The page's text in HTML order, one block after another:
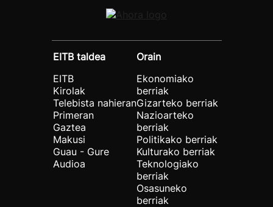
EITB taldea
EITB
Kirolak
Telebista nahieran
Primeran
Gaztea
Makusi
Guau - Gure
Audioa
Orain
Ekonomiako
berriak
Gizarteko berriak
Nazioarteko
berriak
Politikako berriak
Kulturako berriak
Teknologiako
berriak
Osasuneko
berriak